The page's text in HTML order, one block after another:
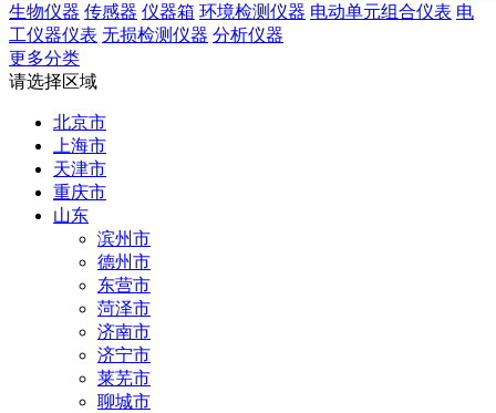
生物仪器 传感器 仪器箱 环境检测仪器 电动单元组合仪表 电
工仪器仪表 无损检测仪器 分析仪器
更多分类
请选择区域
北京市
上海市
天津市
重庆市
山东
滨州市
德州市
东营市
菏泽市
济南市
济宁市
莱芜市
聊城市